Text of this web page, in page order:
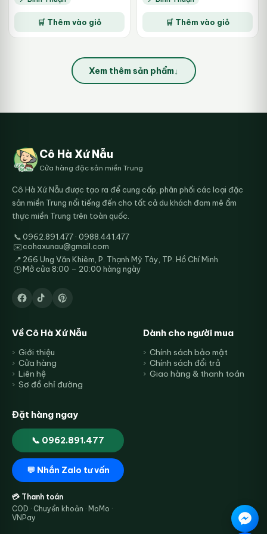
vị đậm đà
là:
90.000₫. là:
65.000₫.
🛒 Thêm vào giỏ
là:
360.000₫. là:
220.000₫.
🛒 Thêm vào giỏ
Xem thêm sản phẩm↓
Cô Hà Xứ Nẫu
Cửa hàng đặc sản miền Trung
Cô Hà Xứ Nẫu được tạo ra để cung cấp, phân phối các loại đặc
sản miền Trung nổi tiếng đến cho tất cả du khách đam mê ẩm
thực miền Trung trên toàn quốc.
📞0962.891.477 · 0988.441.477
✉️cohaxunau@gmail.com
📍 266 Ung Văn Khiêm, P. Thạnh Mỹ Tây, TP. Hồ Chí Minh
🕒Mở cửa 8:00 – 20:00 hàng ngày
Về Cô Hà Xứ Nẫu
Giới thiệu
Cửa hàng
Liên hệ
Sơ đồ chỉ đường
Dành cho người mua
Chính sách bảo mật
Chính sách đổi trả
Giao hàng & thanh toán
Đặt hàng ngay
📞 0962.891.477
💬 Nhắn Zalo tư vấn
💳 Thanh toán
COD · Chuyển khoản · MoMo ·
VNPay